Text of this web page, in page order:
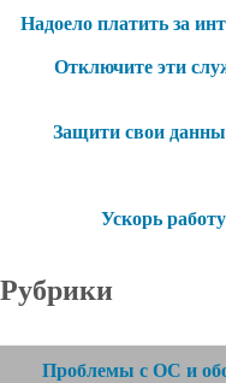
Надоело платить за
Отключите эти
Защити свои
Ускорь
Рубрики
Проблемы с ОС и